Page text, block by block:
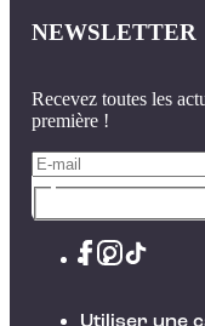
NEWSLETTER
Recevez toutes les
première !
Utiliser une